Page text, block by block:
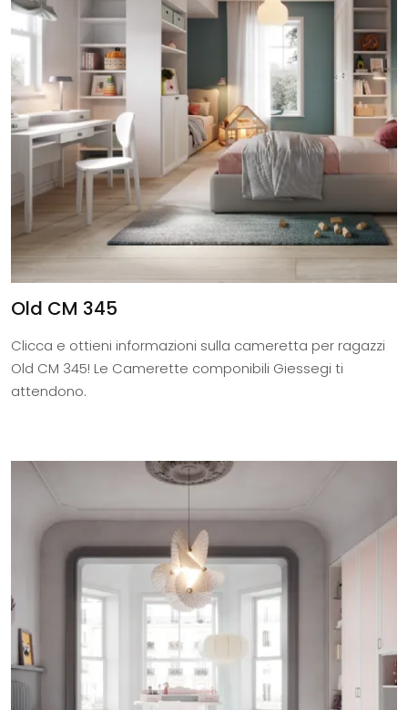
Old CM 345
Clicca e ottieni informazioni sulla cameretta per ragazzi
Old CM 345! Le Camerette componibili Giessegi ti
attendono.